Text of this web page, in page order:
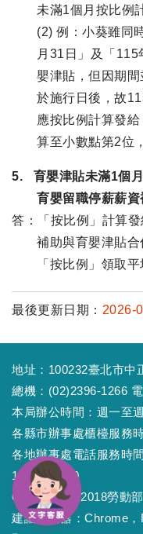
未滿1個月按比例
(2) 例：小葵雖同
月31日」及「
嬰津貼，但因期
於施行日後，故
應按比例計算發
算至小數點第2位
5. 育嬰津貼未滿1個
育嬰留職停薪薪
答：「按比例」計算
補助與育嬰津貼
「按比例」領取
最後更新日期： 2026-
地址：100232臺北市中
總機：(02)2396-1266
本局辦公時間：週一至
各縣市辦事處櫃檯服務
各地辦事處電話服務時
13:30~17:30
Copyright © 2018勞動
建議瀏覽器：Chrome